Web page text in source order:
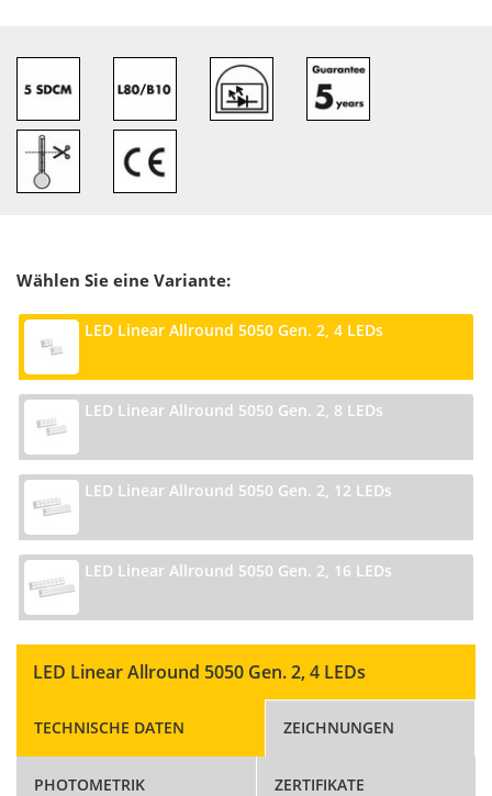
Wählen Sie eine Variante:
LED Linear Allround 5050 Gen. 2, 4 LEDs
LED Linear Allround 5050 Gen. 2, 8 LEDs
LED Linear Allround 5050 Gen. 2, 12 LEDs
LED Linear Allround 5050 Gen. 2, 16 LEDs
LED Linear Allround 5050 Gen. 2, 4 LEDs
TECHNISCHE DATEN ZEICHNUNGEN
PHOTOMETRIK ZERTIFIKATE